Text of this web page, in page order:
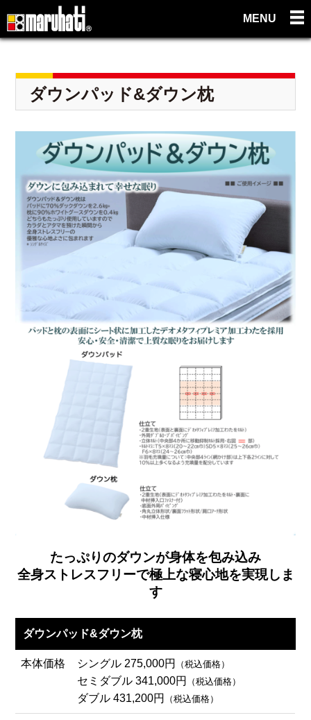
MENU
ダウンパッド&ダウン枕
たっぷりのダウンが身体を包み込み
全身ストレスフリーで極上な寝心地を実現しま
す
ダウンパッド&ダウン枕
本体価格 シングル 275,000円 （税込価格）
セミダブル 341,000円 （税込価格）
ダブル 431,200円 （税込価格）